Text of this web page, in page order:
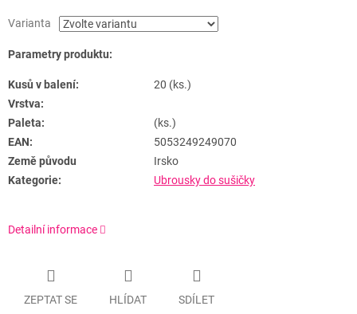
Varianta
Parametry produktu:
Kusů v balení:
20 (ks.)
Vrstva:
Paleta:
(ks.)
EAN:
5053249249070
Země původu
Irsko
Kategorie:
Ubrousky do sušičky
Detailní informace
ZEPTAT SE HLÍDAT SDÍLET